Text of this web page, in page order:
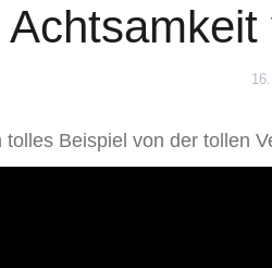
Achtsamkeit
tolles Beispiel von der tollen